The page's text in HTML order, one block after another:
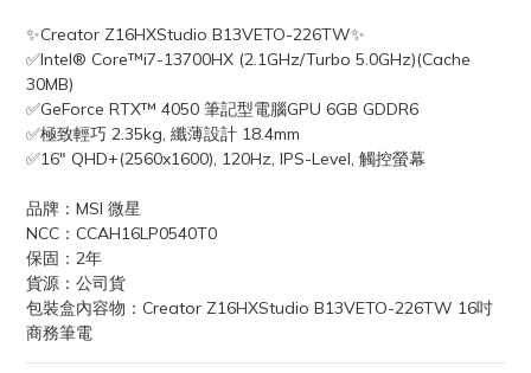
✨Creator Z16HXStudio B13VETO-226TW✨
✅Intel® Core™i7-13700HX (2.1GHz/Turbo 5.0GHz)(Cache
30MB)
✅GeForce RTX™ 4050 筆記型電腦GPU 6GB GDDR6
✅極致輕巧 2.35kg, 纖薄設計 18.4mm
✅16" QHD+(2560x1600), 120Hz, IPS-Level, 觸控螢幕
品牌：MSI 微星
NCC：CCAH16LP0540T0
保固：2年
貨源：公司貨
包裝盒內容物：Creator Z16HXStudio B13VETO-226TW 16吋
商務筆電